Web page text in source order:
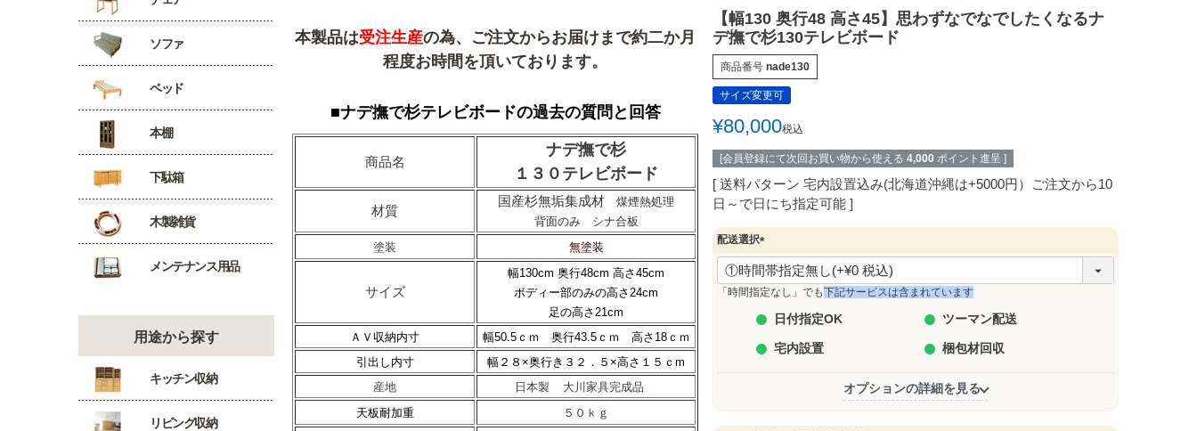
ソファ
ベッド
本棚
下駄箱
木製雑貨
メンテナンス用品
用途から探す
キッチン収納
リビング収納
本製品は受注生産の為、ご注文からお届けまで約二か月
程度お時間を頂いております。
■ナデ撫で杉テレビボードの過去の質問と回答
商品名
ナデ撫で杉
１３０テレビボード
材質
国産杉無垢集成材 煤煙熱処理
背面のみ シナ合板
塗装
無塗装
サイズ
幅130cm 奥行48cm 高さ45cm
ボディー部のみの高さ24cm
足の高さ21cm
ＡＶ収納内寸
幅50.5ｃｍ 奥行43.5ｃｍ 高さ18ｃｍ
引出し内寸
幅２８×奥行き３２．５×高さ１５ｃm
産地
日本製
大川家具完成品
天板耐加重
５０ｋｇ
【幅130 奥行48 高さ45】思わずなでなでしたくなるナ
デ撫で杉130テレビボード
商品番号 nade130
サイズ変更可
¥80,000税込
[会員登録にて次回お買い物から使える 4,000 ポイント進呈 ]
送料パターン 宅内設置込み(北海道沖縄は+5000円）ご注文から10
日～で日にち指定可能
配送選択
(
必
須
「時間指定なし」でも下記サービスは含まれています
日付指定OK ツーマン配送
宅内設置 梱包材回収
オプションの詳細を見る